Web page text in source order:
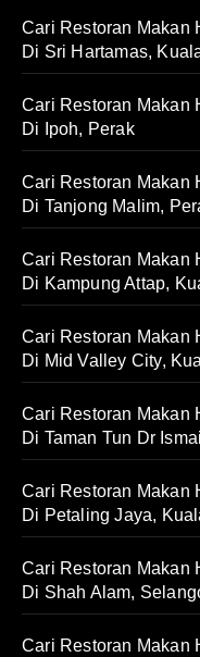
Cari Restoran Makan
Di Sri Hartamas,
Cari Restoran Makan
Di Ipoh, Perak
Cari Restoran Makan
Di Tanjong Malim,
Cari Restoran Makan
Di Kampung Attap,
Cari Restoran Makan
Di Mid Valley City,
Cari Restoran Makan
Di Taman Tun Dr
Cari Restoran Makan
Di Petaling Jaya,
Cari Restoran Makan
Di Shah Alam,
Cari Restoran Makan